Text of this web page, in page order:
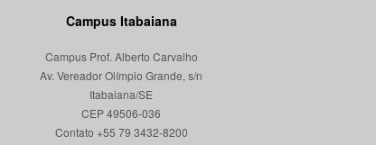
Campus Itabaiana
Campus Prof. Alberto Carvalho
Av. Vereador Olímpio Grande, s/n
Itabaiana/SE
CEP 49506-036